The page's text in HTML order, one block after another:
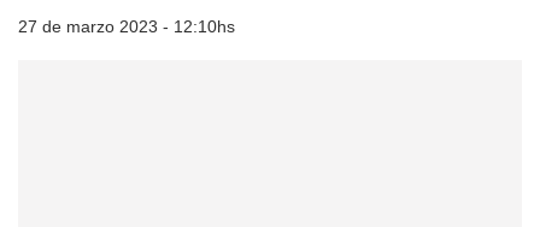
27 de marzo 2023 - 12:10hs